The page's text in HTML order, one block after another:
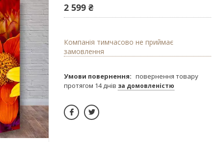
2 599 ₴
Компанія тимчасово не приймає
замовлення
повернення товару
протягом 14 днів за домовленістю